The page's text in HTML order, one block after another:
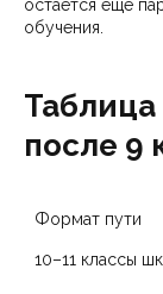
остается еще
обучения.
после 9
Формат пути
10–11 классы